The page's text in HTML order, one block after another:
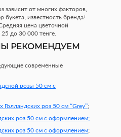
зависит от многих факторов,
букета, известность бренда/
цена цветочной
до 30 000 тенге.
РЕКОМЕНДУЕМ
современные
розы 50 см с
Голландских роз 50 см “Grey”;
роз 50 см с оформлением;
роз 50 см с оформлением;